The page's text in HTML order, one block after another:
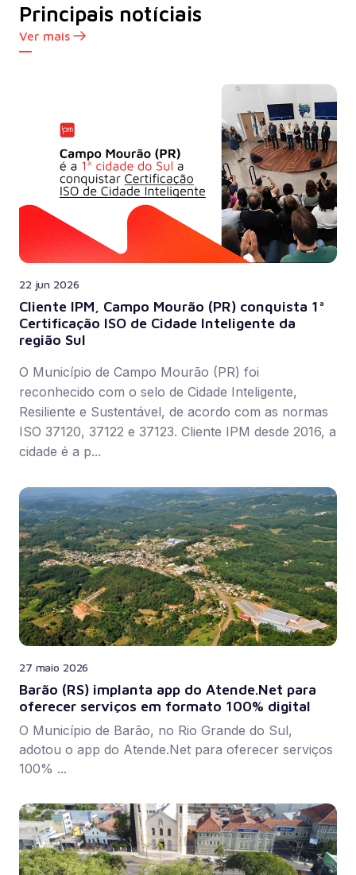
Principais notíciais
Ver mais
22 jun 2026
Cliente IPM, Campo Mourão (PR) conquista 1ª
Certificação ISO de Cidade Inteligente da
região Sul
O Município de Campo Mourão (PR) foi
reconhecido com o selo de Cidade Inteligente,
Resiliente e Sustentável, de acordo com as normas
ISO 37120, 37122 e 37123. Cliente IPM desde 2016, a
cidade é a p...
27 maio 2026
Barão (RS) implanta app do Atende.Net para
oferecer serviços em formato 100% digital
O Município de Barão, no Rio Grande do Sul,
adotou o app do Atende.Net para oferecer serviços
100% ...